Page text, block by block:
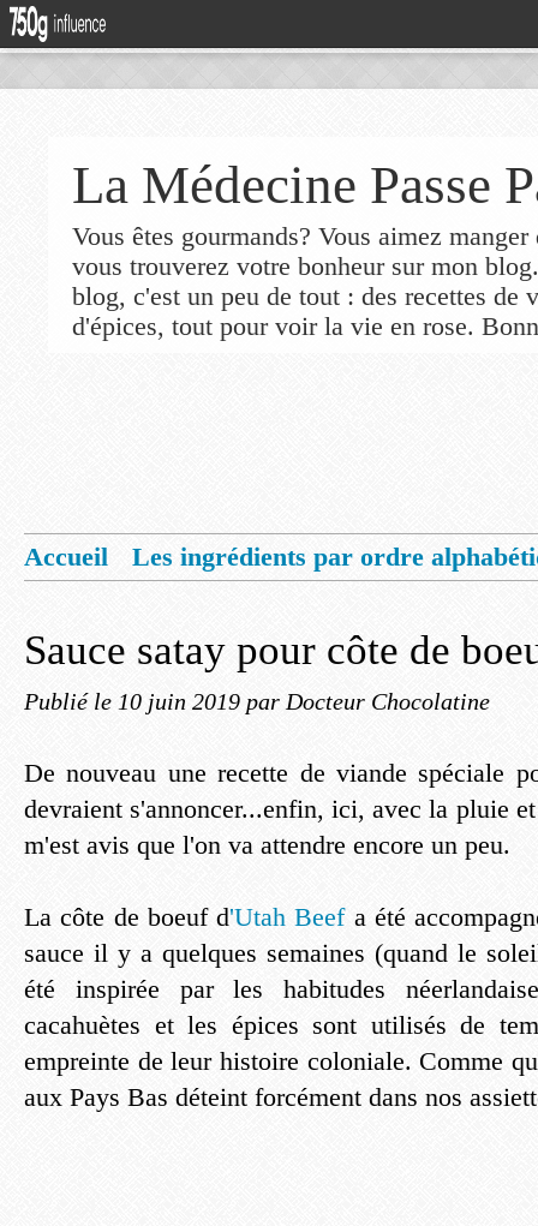
La Médecine Passe
Vous êtes gourmands? Vous aimez
vous trouverez votre bonheur sur mon
blog, c'est un peu de tout : des recettes de
d'épices, tout pour voir la vie en rose.
Accueil
Les ingrédients par ordre
Sauce satay pour côte de
Publié le 10 juin 2019 par Docteur Chocolatine
De nouveau une recette de viande spéciale
devraient s'annoncer...enfin, ici, avec la pluie
m'est avis que l'on va attendre encore un peu.
La côte de boeuf d'Utah Beef a été
sauce il y a quelques semaines (quand le
été inspirée par les habitudes
cacahuètes et les épices sont utilisés de
empreinte de leur histoire coloniale. Comme
aux Pays Bas déteint forcément dans nos